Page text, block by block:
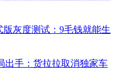
版灰度测试：9毛钱就能生